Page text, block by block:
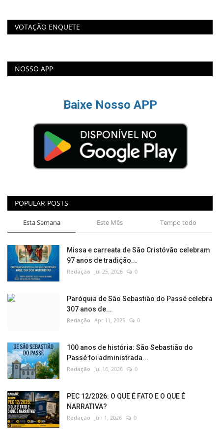
VOTAÇÃO ENQUETE
NOSSO APP
Baixe Nosso APP
POPULAR POSTS
Esta Semana Este Mês Tempo todo
Missa e carreata de São Cristóvão celebram
97 anos de tradição...
Redação Jul 25, 2026 0
Paróquia de São Sebastião do Passé celebra
307 anos de...
Redação Apr 11, 2025 0
100 anos de história: São Sebastião do
Passé foi administrada...
Redação Jul 16, 2026 0
PEC 12/2026: O QUE É FATO E O QUE É
NARRATIVA?
Redação Jun 1, 2026 0